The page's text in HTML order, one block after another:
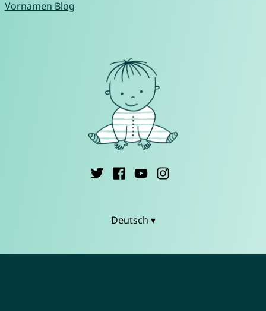
Vornamen Blog
Deutsch ▾